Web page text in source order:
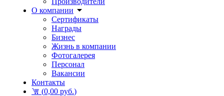
О компании
Сертификаты
Награды
Бизнес
Жизнь в компании
Фотогалерея
Персонал
Вакансии
Контакты
(0,00 руб.)